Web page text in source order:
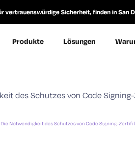
vertrauenswürdige Sicherheit, finden in San
Produkte Lösungen
Die Notwendigkeit des Schutzes von Code Signing-